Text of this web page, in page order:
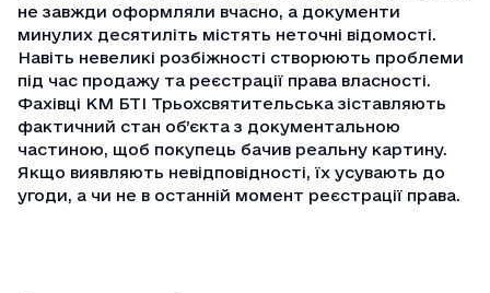
не завжди оформляли вчасно, а документи
минулих десятиліть містять неточні відомості.
Навіть невеликі розбіжності створюють проблеми
під час продажу та реєстрації права власності.
Фахівці КМ БТІ Трьохсвятительська зіставляють
фактичний стан об’єкта з документальною
частиною, щоб покупець бачив реальну картину.
Якщо виявляють невідповідності, їх усувають до
угоди, а чи не в останній момент реєстрації права.